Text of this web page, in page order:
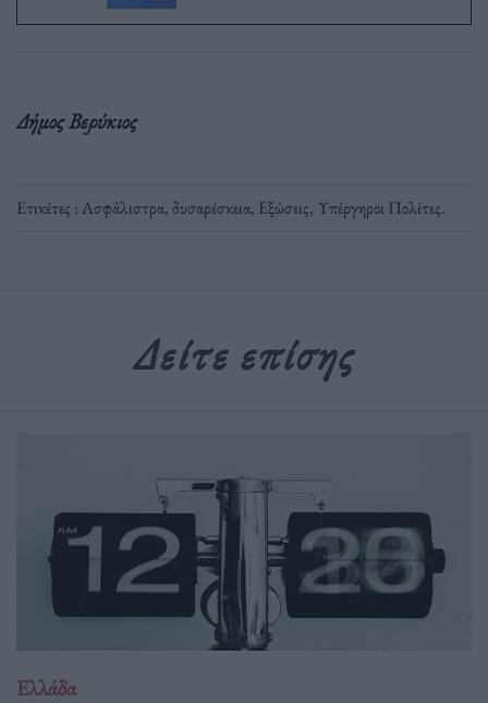
Δήμος Βερύκιος
Ετικέτες :Ασφάλιστρα,δυσαρέσκεια, Εξώσεις, Υπέργηροι Πολίτες.
Δείτε επίσης
Ελλάδα